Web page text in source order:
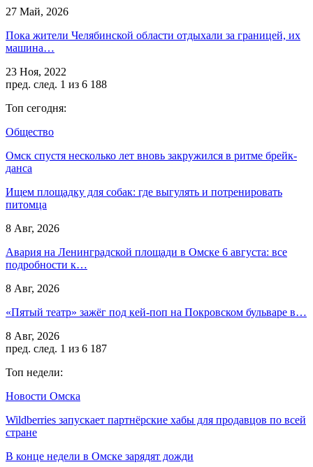
27 Май, 2026
Пока жители Челябинской области отдыхали за границей, их
машина…
23 Ноя, 2022
пред. след. 1 из 6 188
Топ сегодня:
Общество
Омск спустя несколько лет вновь закружился в ритме брейк-
данса
Ищем площадку для собак: где выгулять и потренировать
питомца
8 Авг, 2026
Авария на Ленинградской площади в Омске 6 августа: все
подробности к…
8 Авг, 2026
«Пятый театр» зажёг под кей-поп на Покровском бульваре в…
8 Авг, 2026
пред. след. 1 из 6 187
Топ недели:
Новости Омска
Wildberries запускает партнёрские хабы для продавцов по всей
стране
В конце недели в Омске зарядят дожди